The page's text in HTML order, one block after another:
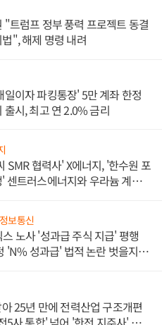
"트럼프 정부 풍력 프로젝트 동결
", 해제 명령 내려
일이자 파킹통장' 5만 계좌 한정
출시, 최고 연 2.0% 금리
SMR 협력사' X에너지, '한수원 포
센트러스에너지와 우라늄 계약
보통신
노사 '성과급 주식 지급' 평행
'N% 성과급' 법적 논란 벗을지 주
25년 만에 전력산업 구조개편